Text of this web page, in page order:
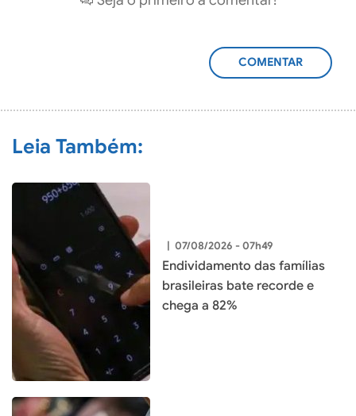
ADICIONAR
Leia Também:
| 07/08/2026 - 07h49
Endividamento das famílias
brasileiras bate recorde e
chega a 82%